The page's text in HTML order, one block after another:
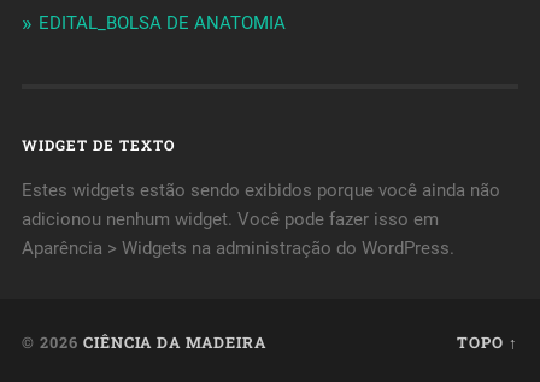
EDITAL_BOLSA DE ANATOMIA
WIDGET DE TEXTO
Estes widgets estão sendo exibidos porque você ainda não
adicionou nenhum widget. Você pode fazer isso em
Aparência > Widgets na administração do WordPress.
© 2026 CIÊNCIA DA MADEIRA TOPO ↑